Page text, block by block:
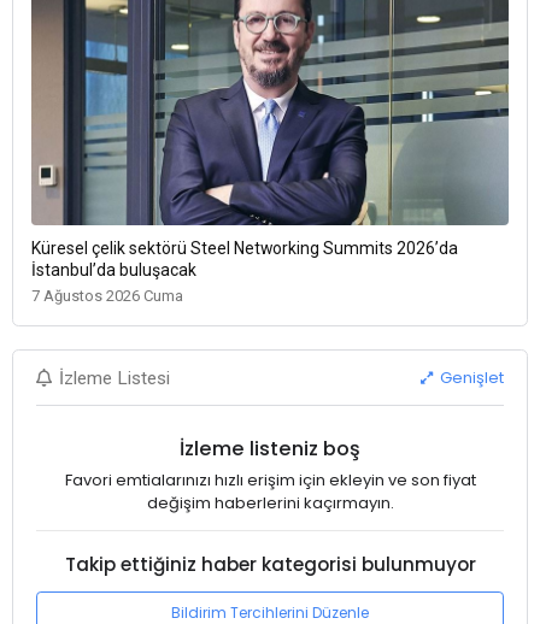
Küresel çelik sektörü Steel Networking Summits 2026’da
İstanbul’da buluşacak
7 Ağustos 2026 Cuma
İzleme Listesi Genişlet
İzleme listeniz boş
Favori emtialarınızı hızlı erişim için ekleyin ve son fiyat
değişim haberlerini kaçırmayın.
Takip ettiğiniz haber kategorisi bulunmuyor
Bildirim Tercihlerini Düzenle